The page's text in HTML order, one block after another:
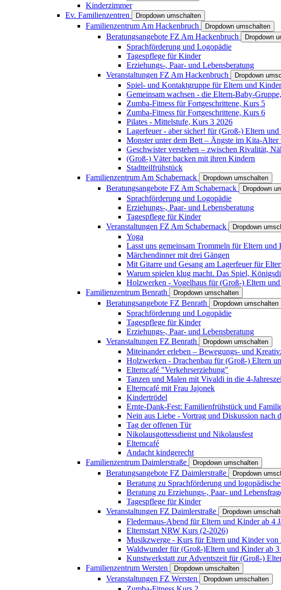
Kinderzimmer
Ev. Familienzentren
Dropdown umschalten
Familienzentrum Am Hackenbruch Dropdown umschalten
Beratungsangebote FZ Am Hackenbruch Dropdown
Sprachförderung und Logopädie
Tagespflege für Kinder
Erziehungs-, Paar- und Lebensberatung
Veranstaltungen FZ Am Hackenbruch
Dropdown
Spiel- und Kontaktgruppe für Eltern und
Gemeinsam wachsen - die Eltern-Baby-
Zumba-Fitness für Fortgeschrittene, Kurs 5
Zumba-Fitness für Fortgeschrittene, Kurs 6
Pilates - Mittelstufe, Kurs 3 2026
Lagerfeuer - aber sicher! für (Groß-) Eltern
Monster unter dem Bett – Ängste im Kita-Alter
Geschwister verstehen – zwischen Rivalität,
(Groß-) Väter backen mit ihren Kindern
Stadtteilfrühstück
Familienzentrum Am Schabernack
Dropdown umschalten
Beratungsangebote FZ Am Schabernack Dropdown
Sprachförderung und Logopädie
Erziehungs-, Paar- und Lebensberatung
Tagespflege für Kinder
Veranstaltungen FZ Am Schabernack
Dropdown
Yoga
Lasst uns gemeinsam Trommeln für Eltern und
Märchendinner mit drei Gängen
Mit Gitarre und Gesang am Lagerfeuer für
Warum spielen klug macht. Das Spiel,
Holzwerken - Vogelhaus für (Groß-) Eltern
Familienzentrum Benrath
Dropdown umschalten
Beratungsangebote FZ Benrath Dropdown umschalten
Sprachförderung und Logopädie
Tagespflege für Kinder
Erziehungs-, Paar- und Lebensberatung
Veranstaltungen FZ Benrath
Dropdown umschalten
Miteinander erleben – Bewegungs- und
Holzwerken - Drachenbau für (Groß-) Eltern
Elterncafé "Verkehrserziehung"
Tanzen und Malen mit Vivaldi in die 4-
Elterncafé mit Frau Jajonek
Kindertrödel
Ernte-Dank-Fest: Familienfrühstück und
Nein aus Liebe - Vortrag und Diskussion nach
Tag der offenen Tür
Nikolausgottessdienst und Nikolausfest
Elterncafé
Andacht kindgerecht
Familienzentrum Daimlerstraße
Dropdown umschalten
Beratungsangebote FZ Daimlerstraße Dropdown
Beratung zu Sprachförderung und
Beratung zu Erziehungs-, Paar- und
Tagespflege für Kinder
Veranstaltungen FZ Daimlerstraße
Dropdown
Fledermaus-Abend für Eltern und Kinder ab 4
Elternstart NRW Kurs (2-2026)
Musikzwerge - Kurs für Eltern und Kinder von
Waldwunder für (Groß-)Eltern und Kinder ab 3
Kunstwerkstatt zur Adventszeit für (Groß-)
Familienzentrum Wersten
Dropdown umschalten
Veranstaltungen FZ Wersten Dropdown umschalten